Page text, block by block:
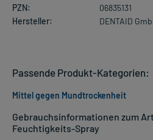
PZN:
06835131
Hersteller:
DENTAID
Gebrauchsinformationen zum
Feuchtigkeits-Spray
Passende Produkt-Kategorien:
Mittel gegen Mundtrockenheit